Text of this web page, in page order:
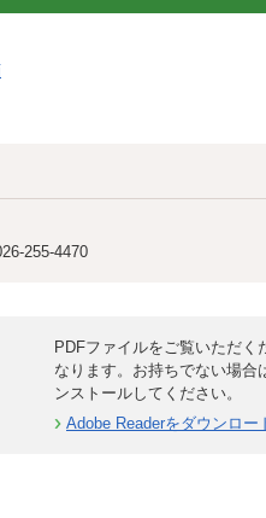
255-4470
PDFファイルをご覧いただく
なります。お持ちでない場合
ンストールしてください。
Adobe Readerをダウンロー